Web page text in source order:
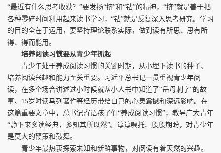
“最近有什么思考收获？”要发扬“挤”和“钻”的精神，“挤”就是善于把
各种零碎时间利用起来读书学习，“钻”就是反复深入思考研究。学习
的目的全在于运用，要坚持理论联系实际，做到读有所思、思有所
得、得而能用。
培养阅读习惯要从青少年抓起
青少年处于养成阅读习惯的关键时期，从小埋下读书的种子、
培养阅读兴趣和能力至关重要。习近平总书记一贯重视青少年阅
读，在多个场合讲述过小时候就从小人书中知道了“岳母刺字”的故
事、15岁时读马列著作等经历带给自己的心灵震撼和深远影响。在
这篇重要文章中，总书记寄语孩子们“养成阅读习惯”，教导广大青年
“静下来多读经典，多知其所以然”。谆谆嘱托、殷殷期盼，对青少年
是莫大的鞭策和鼓舞。
青少年最热衷探索未知和新鲜事物，对阅读有着天然的兴趣。